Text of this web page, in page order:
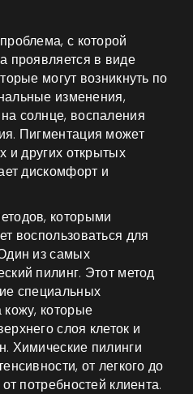
с которой
проявляется в виде
могут возникнуть по
изменения,
солнце, воспаления
Пигментация может
и других открытых
дискомфорт и
которыми
воспользоваться для
из самых
пилинг. Этот метод
специальных
кожу, которые
слоя клеток и
Химические пилинги
от легкого до
потребностей клиента.